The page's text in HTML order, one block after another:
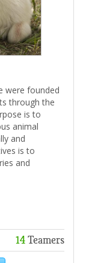
were founded
through the
is to
animal
and
is to
and
14Teamers